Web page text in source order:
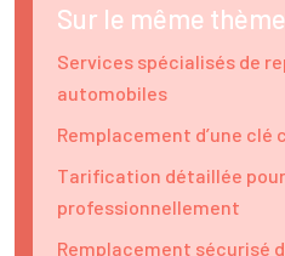
Sur le même thème
Services spécialisés de
automobiles
Remplacement d’une
Tarification détaillée
professionnellement
Remplacement sécurisé